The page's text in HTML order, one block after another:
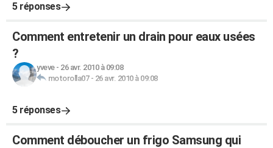
5 réponses
Comment entretenir un drain pour eaux usées
?
yveve- 26 avr. 2010 à 09:08
motorolla07- 26 avr. 2010 à 09:08
5 réponses
Comment déboucher un frigo Samsung qui